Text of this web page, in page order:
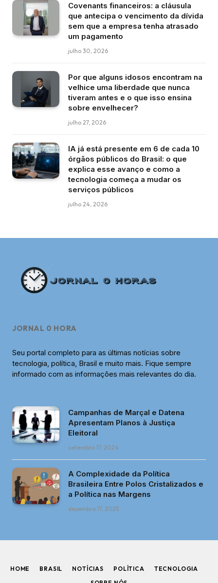
Covenants financeiros: a cláusula
que antecipa o vencimento da dívida
sem que a empresa tenha atrasado
um pagamento
julho 30, 2026
Por que alguns idosos encontram na
velhice uma liberdade que nunca
tiveram antes e o que isso ensina
sobre envelhecer?
julho 27, 2026
IA já está presente em 6 de cada 10
órgãos públicos do Brasil: o que
explica esse avanço e como a
tecnologia começa a mudar os
serviços públicos
julho 24, 2026
JORNAL 0 HORA
Seu portal completo para as últimas notícias sobre
tecnologia, política, Brasil e muito mais. Fique sempre
informado com as informações mais relevantes do dia.
Campanhas de Marçal e Datena
Apresentam Planos à Justiça
Eleitoral
setembro 17, 2024
A Complexidade da Política
Brasileira Entre Polos Cristalizados e
a Política nas Margens
dezembro 17, 2025
HOME BRASIL NOTÍCIAS POLÍTICA
TECNOLOGIA